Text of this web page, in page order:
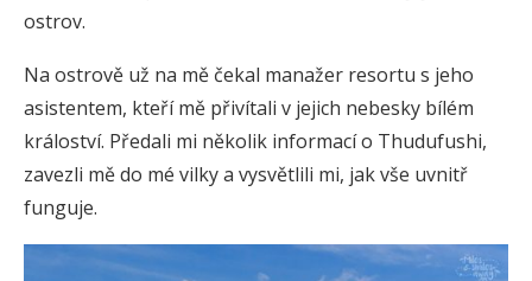
ostrov.
Na ostrově už na mě čekal manažer resortu s jeho
asistentem, kteří mě přivítali v jejich nebesky bílém
králoství. Předali mi několik informací o Thudufushi,
zavezli mě do mé vilky a vysvětlili mi, jak vše uvnitř
funguje.